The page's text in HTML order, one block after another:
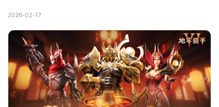
2026-02-17